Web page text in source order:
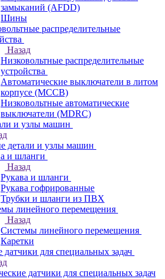
замыканий (AFDD)
Шины
распределительные
Назад
Низковольтные распределительные
устройства
Автоматические выключатели в литом
корпусе (MCCB)
Низковольтные автоматические
выключатели (MDRC)
и узлы машин
детали и узлы машин
и шланги
Назад
Рукава и шланги
Рукава гофрированные
Трубки и шланги из ПВХ
линейного перемещения
Назад
Системы линейного перемещения
Каретки
датчики для специальных задач
датчики для специальных задач